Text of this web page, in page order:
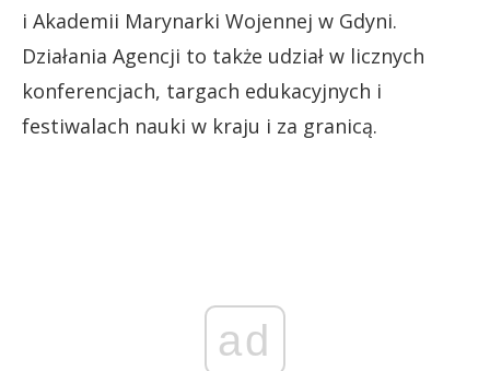
i Akademii Marynarki Wojennej w Gdyni.
Działania Agencji to także udział w licznych
konferencjach, targach edukacyjnych i
festiwalach nauki w kraju i za granicą.
ad